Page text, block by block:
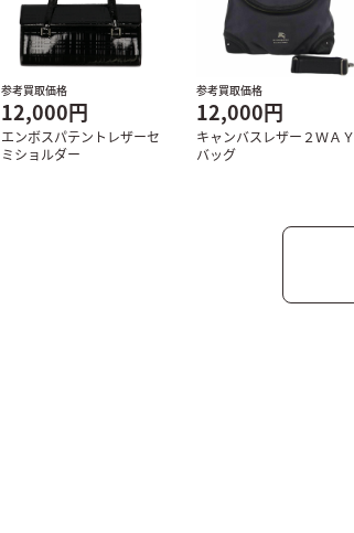
参考買取価格
12,000円
エンボスパテントレザーセ
ミショルダー
参考買取価格
12,000円
キャンバスレザー２ＷＡＹ
バッグ